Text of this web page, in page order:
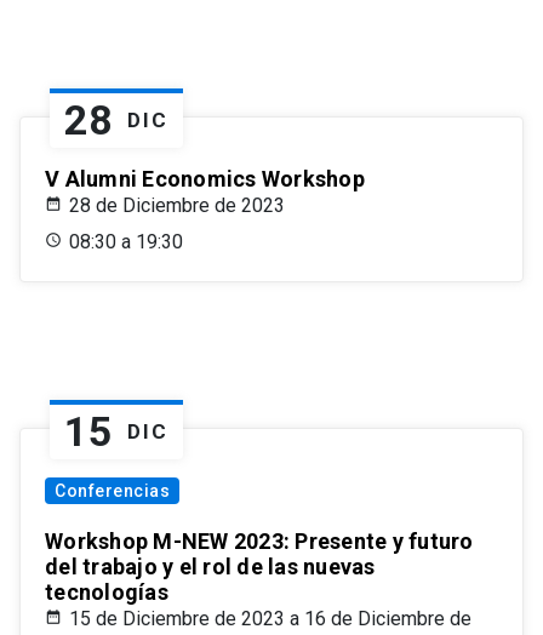
28 DIC
V Alumni Economics Workshop
28 de Diciembre de 2023
08:30 a 19:30
15 DIC
Conferencias
Workshop M-NEW 2023: Presente y futuro
del trabajo y el rol de las nuevas
tecnologías
15 de Diciembre de 2023 a 16 de Diciembre de